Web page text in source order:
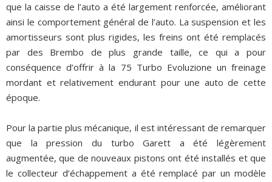
que la caisse de l’auto a été largement renforcée, améliorant
ainsi le comportement général de l’auto. La suspension et les
amortisseurs sont plus rigides, les freins ont été remplacés
par des Brembo de plus grande taille, ce qui a pour
conséquence d’offrir à la 75 Turbo Evoluzione un freinage
mordant et relativement endurant pour une auto de cette
époque.
Pour la partie plus mécanique, il est intéressant de remarquer
que la pression du turbo Garett a été légèrement
augmentée, que de nouveaux pistons ont été installés et que
le collecteur d’échappement a été remplacé par un modèle